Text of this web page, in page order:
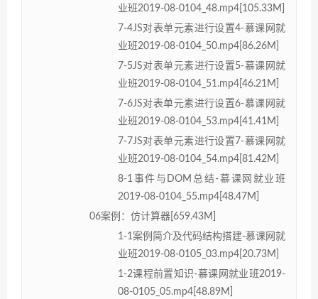
业班2019-08-0104_48.mp4[105.33M]
7-4JS对表单元素进行设置4-慕课网就
业班2019-08-0104_50.mp4[86.26M]
7-5JS对表单元素进行设置5-慕课网就
业班2019-08-0104_51.mp4[46.21M]
7-6JS对表单元素进行设置6-慕课网就
业班2019-08-0104_53.mp4[41.41M]
7-7JS对表单元素进行设置7-慕课网就
业班2019-08-0104_54.mp4[81.42M]
8-1事件与DOM总结-慕课网就业班
2019-08-0104_55.mp4[48.47M]
06案例：仿计算器[659.43M]
1-1案例简介及代码结构搭建-慕课网就
业班2019-08-0105_03.mp4[20.73M]
1-2课程前置知识-慕课网就业班2019-
08-0105_05.mp4[48.89M]